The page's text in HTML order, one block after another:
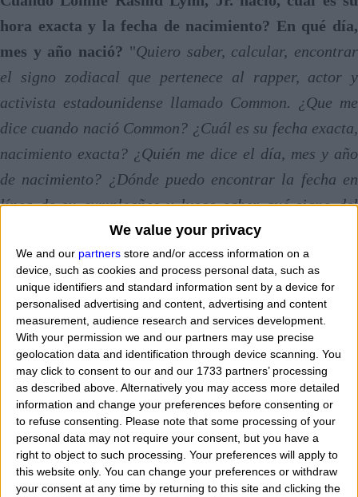
We value your privacy
We and our partners store and/or access information on a
device, such as cookies and process personal data, such as
unique identifiers and standard information sent by a device for
personalised advertising and content, advertising and content
measurement, audience research and services development.
With your permission we and our partners may use precise
geolocation data and identification through device scanning. You
may click to consent to our and our 1733 partners’ processing
as described above. Alternatively you may access more detailed
information and change your preferences before consenting or
to refuse consenting.
Please note that some processing of your
personal data may not require your consent, but you have a
right to object to such processing. Your preferences will apply to
this website only. You can change your preferences or withdraw
your consent at any time by returning to this site and clicking the
hora exacta y la fecha de nacimiento? En qué día,
mes y año nació? "Quiero saber, calcular, encontrar
el signo zodiacal que pertenece al rapper, actor y
activista estadounidense llamado Common. ¿Que me
dice cuando nació Common? ¿Cuál es su fecha exacta,
nacimiento exacta? ¿Quién me dice el día, mes y año
de nacimiento? ¿Dónde puedo encontrar la fecha en
línea de su cumpleaños y luego saber qué signo del
zodiaco occidental pertenece? Ayúdame a mirar bajo
ese signo del zodiaco ha nacido esta persona
importante. ¿Y su ascendente del zodiaco qué es?
¿Cómo puedo saber la hora exacta de nacimiento y
fecha de nacimiento de Common?" Common pertenece
al signo de aries, tauro, géminis, cáncer, leo, virgo,
libra, escorpio, sagitario, capricornio, acuario o piscis?
¿En qué ciudad, región, estado nace y en qué día
exactamente? Vamos a ver donde nació este actor, su
fecha de nacimiento, su hora de nacimiento y lugar de
su nacimiento para calcular con precisión su signo